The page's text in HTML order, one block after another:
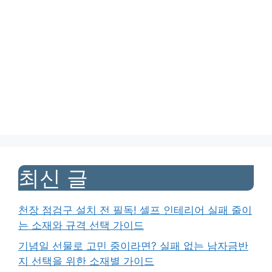
최신 글
천장 점검구 설치 전 필독! 셀프 인테리어 실패 줄이
는 소재와 규격 선택 가이드
기념일 선물로 고민 중이라면? 실패 없는 남자금반
지 선택을 위한 소재별 가이드